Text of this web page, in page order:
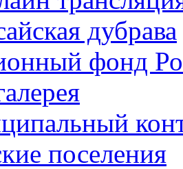
дубрава
фонд
поселения